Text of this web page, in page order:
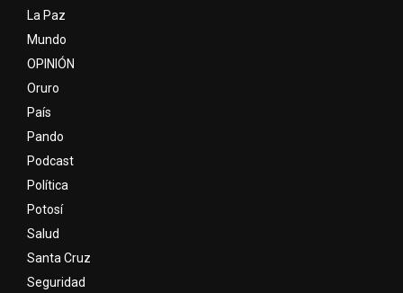
La Paz
Mundo
OPINIÓN
Oruro
País
Pando
Podcast
Política
Potosí
Salud
Santa Cruz
Seguridad